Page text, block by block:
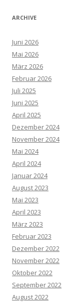
ARCHIVE
Juni 2026
Mai 2026
März 2026
Februar 2026
Juli 2025
Juni 2025
April 2025
Dezember 2024
November 2024
Mai 2024
April 2024
Januar 2024
August 2023
Mai 2023
April 2023
März 2023
Februar 2023
Dezember 2022
November 2022
Oktober 2022
September 2022
August 2022